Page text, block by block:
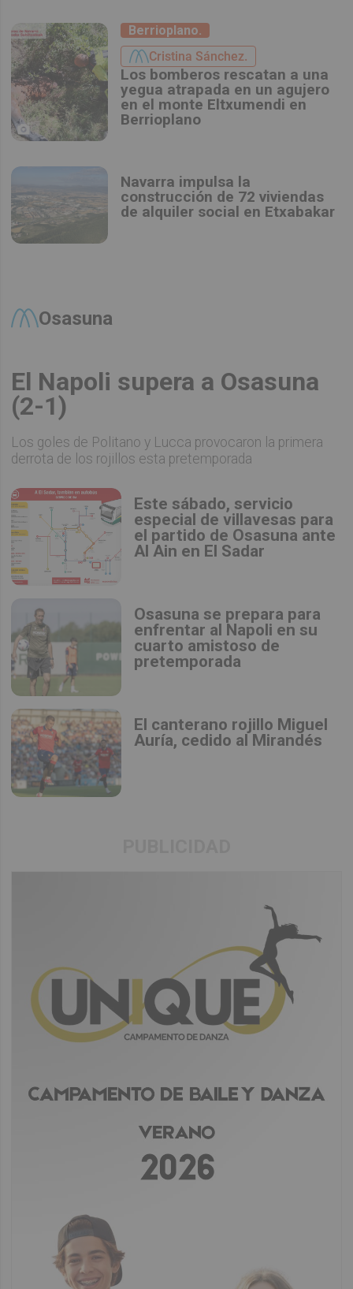
Berrioplano.
Cristina Sánchez.
Los bomberos rescatan a una
yegua atrapada en un agujero
en el monte Eltxumendi en
Berrioplano
Navarra impulsa la
construcción de 72 viviendas
de alquiler social en Etxabakar
Osasuna
El Napoli supera a Osasuna
(2-1)
Los goles de Politano y Lucca provocaron la primera
derrota de los rojillos esta pretemporada
Este sábado, servicio
especial de villavesas para
el partido de Osasuna ante
Al Ain en El Sadar
Osasuna se prepara para
enfrentar al Napoli en su
cuarto amistoso de
pretemporada
El canterano rojillo Miguel
Auría, cedido al Mirandés